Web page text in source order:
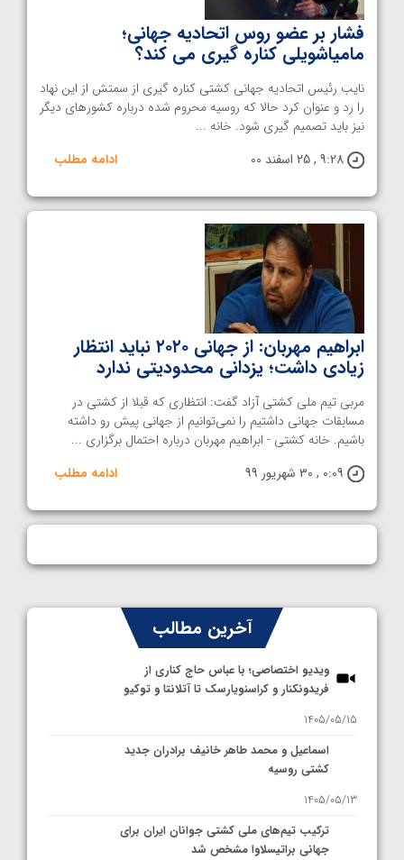
فشار بر عضو روس اتحادیه جهانی؛
مامیاشویلی کناره گیری می کند؟
نایب رئیس اتحادیه جهانی کشتی کناره گیری از سمتش از این نهاد
را رد و عنوان کرد حالا که روسیه محروم شده درباره کشورهای دیگر
نیز باید تصمیم گیری شود. خانه ...
9:28 , 25 اسفند 00
ادامه مطلب
ابراهیم مهربان: از جهانی ۲۰۲۰ نباید انتظار
زیادی داشت؛ یزدانی محدودیتی ندارد
مربی تیم ملی کشتی آزاد گفت: انتظاری که قبلا از کشتی در
مسابقات جهانی داشتیم را نمی‌توانیم از جهانی پیش رو داشته
باشیم. خانه کشتی - ابراهیم مهربان درباره احتمال برگزاری ...
0:09 , 30 شهریور 99
ادامه مطلب
آخرین مطالب
ویدیو اختصاصی؛ با عباس حاج کناری از
فریدونکنار و کراسنویارسک تا آتلانتا و توکیو
1405/05/15
اسماعیل و محمد طاهر خانیف برادران جدید
کشتی روسیه
1405/05/13
ترکیب تیم‌های ملی کشتی جوانان ایران برای
جهانی براتیسلاوا مشخص شد